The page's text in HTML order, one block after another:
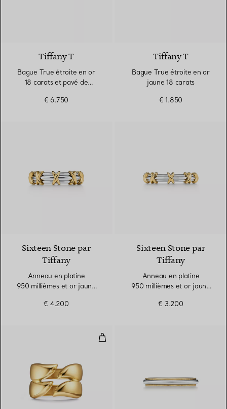
Tiffany T
Bague True étroite en or
18 carats et pavé de
€ 6.750
Tiffany T
Bague True étroite en or
jaune 18 carats
€ 1.850
Sixteen Stone par
Tiffany
Anneau en platine
950 millièmes et or jaune
€ 4.200
Sixteen Stone par
Tiffany
Anneau en platine
950 millièmes et or jaune
€ 3.200
Bague Plume double en or